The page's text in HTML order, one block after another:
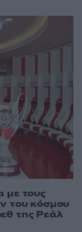
με τους
του κόσμου
της Ρεάλ